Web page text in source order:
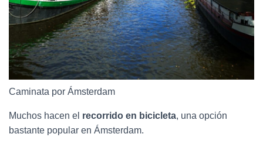
Caminata por Ámsterdam
Muchos hacen el recorrido en bicicleta, una opción
bastante popular en Ámsterdam.